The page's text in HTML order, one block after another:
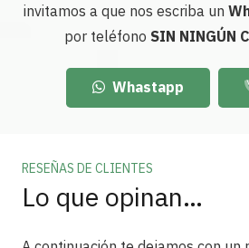
invitamos a que nos escriba un
por teléfono SIN NINGÚN
Whastapp
RESEÑAS DE CLIENTES
Lo que opinan…